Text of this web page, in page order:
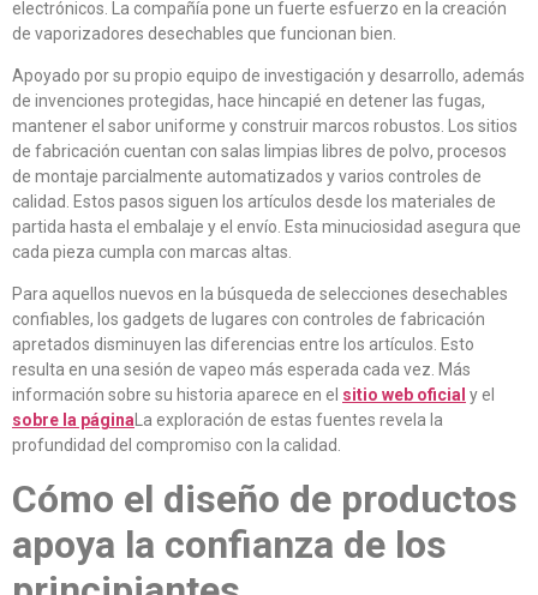
electrónicos. La compañía pone un fuerte esfuerzo en la creación
de vaporizadores desechables que funcionan bien.
Apoyado por su propio equipo de investigación y desarrollo, además
de invenciones protegidas, hace hincapié en detener las fugas,
mantener el sabor uniforme y construir marcos robustos. Los sitios
de fabricación cuentan con salas limpias libres de polvo, procesos
de montaje parcialmente automatizados y varios controles de
calidad. Estos pasos siguen los artículos desde los materiales de
partida hasta el embalaje y el envío. Esta minuciosidad asegura que
cada pieza cumpla con marcas altas.
Para aquellos nuevos en la búsqueda de selecciones desechables
confiables, los gadgets de lugares con controles de fabricación
apretados disminuyen las diferencias entre los artículos. Esto
resulta en una sesión de vapeo más esperada cada vez. Más
información sobre su historia aparece en el sitio web oficial y el
sobre la páginaLa exploración de estas fuentes revela la
profundidad del compromiso con la calidad.
Cómo el diseño de productos
apoya la confianza de los